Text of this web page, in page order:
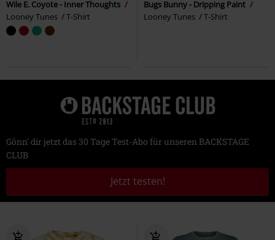
Wile E. Coyote - Inner Thoughts
Looney Tunes
T-Shirt
Bugs Bunny - Dripping Paint
Looney Tunes
T-Shirt
Gönn' dir jetzt das 30 Tage Test-Abo für unseren BACKSTAGE
CLUB
Jetzt testen!